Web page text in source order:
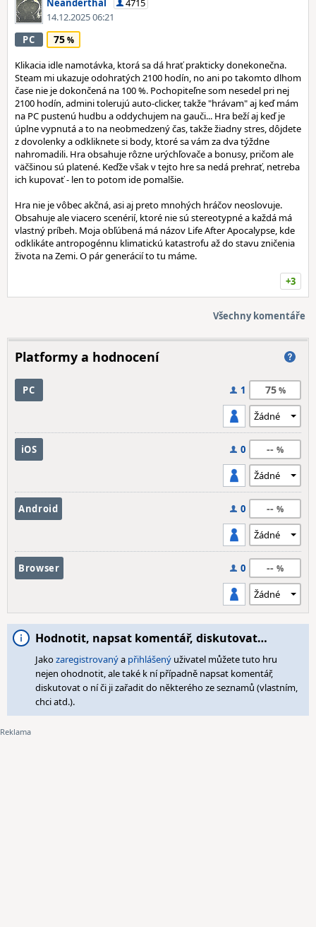
Neanderthal
4715
14.12.2025 06:21
PC
75
Klikacia idle namotávka, ktorá sa dá hrať prakticky donekonečna.
Steam mi ukazuje odohratých 2100 hodín, no ani po takomto dlhom
čase nie je dokončená na 100 %. Pochopiteľne som nesedel pri nej
2100 hodín, admini tolerujú auto-clicker, takže "hrávam" aj keď mám
na PC pustenú hudbu a oddychujem na gauči... Hra beží aj keď je
úplne vypnutá a to na neobmedzený čas, takže žiadny stres, dôjdete
z dovolenky a odkliknete si body, ktoré sa vám za dva týždne
nahromadili. Hra obsahuje rôzne urýchľovače a bonusy, pričom ale
väčšinou sú platené. Keďže však v tejto hre sa nedá prehrať, netreba
ich kupovať - len to potom ide pomalšie.
Hra nie je vôbec akčná, asi aj preto mnohých hráčov neoslovuje.
Obsahuje ale viacero scenérií, ktoré nie sú stereotypné a každá má
vlastný príbeh. Moja obľúbená má názov Life After Apocalypse, kde
odklikáte antropogénnu klimatickú katastrofu až do stavu zničenia
života na Zemi. O pár generácií to tu máme.
+3
Všechny komentáře
Platformy a hodnocení
PC 1 75
iOS 0 --
Android 0 --
Browser 0 --
Hodnotit, napsat komentář, diskutovat…
Jakozaregistrovanýa přihlášený uživatel můžete tuto hru
nejen ohodnotit, ale také k ní případně napsat komentář,
diskutovat o ní či ji zařadit do některého ze seznamů (vlastním,
chci atd.).